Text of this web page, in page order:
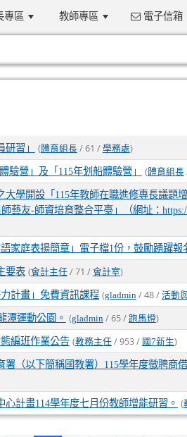
專區 教師專區 電子信箱
研習」 (體育組長/ 61 / 學務處)
驗營」及「115年划船體驗營」 (體育組長
大學開設「115年教師在職進修專長議題
藝友-師資培育整合平臺」（網址：
家庭表揚簡章」電子檔1份，鼓勵踴躍報
要表 (會計主任/ 71 / 會計室)
計畫」免費資訊課程 (gladmin/ 48 / 活動
潭運動公園。 (gladmin/ 65 / 跑馬燈)
編班作業公告 (教務主任/ 953 / 國7新生)
署（以下簡稱國教署）115學年度徵聘商
計畫114學年度七月份教師增能研習。 (